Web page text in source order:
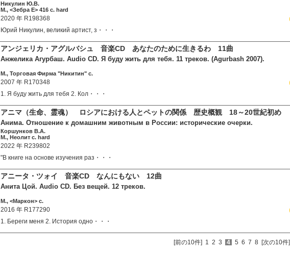
Никулин Ю.В.
М., <Зебра Е> 416 c. hard
2020 年 R198368
Юрий Никулин, великий артист, з・・・
アンジェリカ・アグルバシュ 音楽CD あなたのために生きるわ 11曲
Анжелика Агурбаш. Audio CD. Я буду жить для тебя. 11 треков. (Agurbash 2007).
М., Торговая Фирма "Никитин" c.
2007 年 R170348
1. Я буду жить для тебя 2. Кол・・・
アニマ（生命、霊魂） ロシアにおける人とペットの関係 歴史概観 18～20世紀初め
Анима. Отношение к домашним животным в России: исторические очерки.
Коршунков В.А.
М., Неолит c. hard
2022 年 R239802
"В книге на основе изучения раз・・・
アニータ・ツォイ 音楽CD なんにもない 12曲
Анита Цой. Audio CD. Без вещей. 12 треков.
М., <Маркон> c.
2016 年 R177290
1. Береги меня 2. История одно・・・
[前の10件] 1 2 3 4 5 6 7 8 [次の10件]